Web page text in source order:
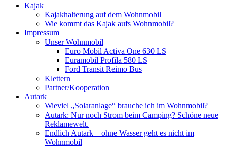
Kajak
Kajakhalterung auf dem Wohnmobil
Wie kommt das Kajak aufs Wohnmobil?
Impressum
Unser Wohnmobil
Euro Mobil Activa One 630 LS
Euramobil Profila 580 LS
Ford Transit Reimo Bus
Klettern
Partner/Kooperation
Autark
Wieviel „Solaranlage“ brauche ich im Wohnmobil?
Autark: Nur noch Strom beim Camping? Schöne neue
Reklamewelt.
Endlich Autark – ohne Wasser geht es nicht im
Wohnmobil